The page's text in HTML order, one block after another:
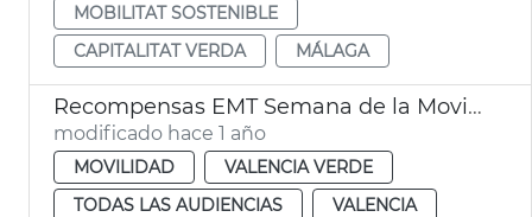
MOBILITAT SOSTENIBLE
CAPITALITAT VERDA
MÁLAGA
Recompensas EMT Semana de la Movilidad
modificado hace 1 año
MOVILIDAD
VALENCIA VERDE
TODAS LAS AUDIENCIAS
VALENCIA